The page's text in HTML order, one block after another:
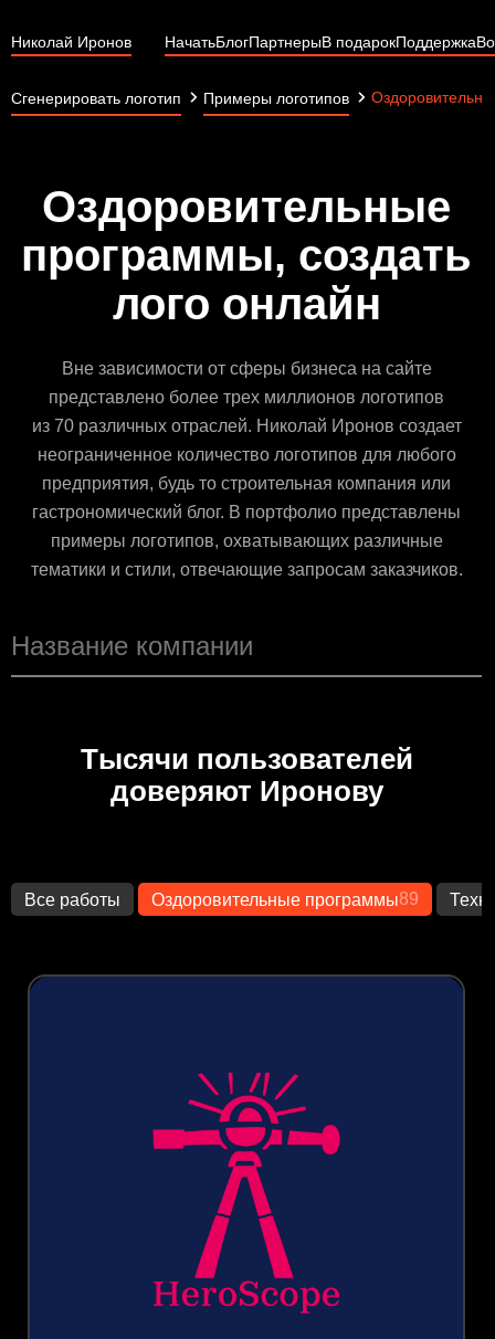
Николай Иронов НачатьБлогПартнерыВ подарокПоддержка
Сгенерировать логотип Примеры логотипов
Оздоровительные
программы, создать
лого онлайн
Вне зависимости от сферы бизнеса на сайте
представлено более трех миллионов логотипов
из 70 различных отраслей. Николай Иронов создает
неограниченное количество логотипов для любого
предприятия, будь то строительная компания или
гастрономический блог. В портфолио представлены
примеры логотипов, охватывающих различные
тематики и стили, отвечающие запросам заказчиков.
Тысячи пользователей
доверяют Иронову
Все работы Оздоровительные программы89